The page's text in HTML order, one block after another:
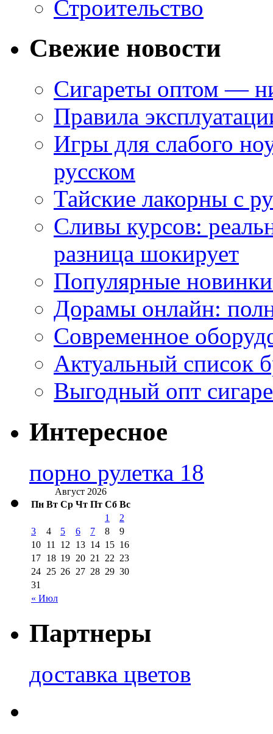
Строительство
Свежие новости
Сигареты оптом —
Правила
Игры для слабого
русском
Тайские лакорны с
Сливы курсов:
разница шокирует
Популярные
Дорамы онлайн:
Современное
Актуальный список
Выгодный опт
Интересное
порно рулетка 18
Август 2026
Пн Вт Ср Чт Пт Сб Вс
« Июл
1
2
3
4 5 6 7 8
9
10 11 12 13 14 15 16
17 18 19 20 21 22 23
24 25 26 27 28 29 30
31
Партнеры
доставка цветов